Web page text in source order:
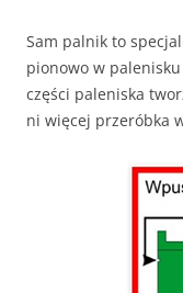
Sam palnik to
pionowo w
części paleniska
ni więcej przeróbka